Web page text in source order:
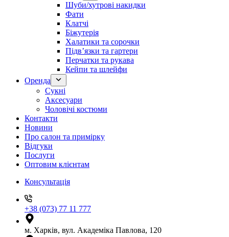
Шуби/хутрові накидки
Фати
Клатчі
Біжутерія
Халатики та сорочки
Підвʼязки та гартери
Перчатки та рукава
Кейпи та шлейфи
Оренда
Сукні
Аксесуари
Чоловічі костюми
Контакти
Новини
Про салон та примірку
Відгуки
Послуги
Оптовим клієнтам
Консультація
+38 (073) 77 11 777
м. Харків, вул. Академіка Павлова, 120